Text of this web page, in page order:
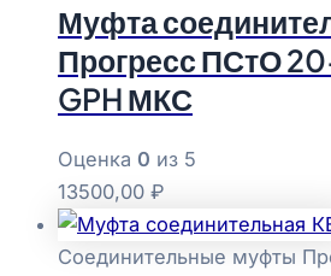
Муфта
Прогресс ПСтО
GPH МКС
Оценка 0 из 5
13500,00 ₽
Соединительные муфты